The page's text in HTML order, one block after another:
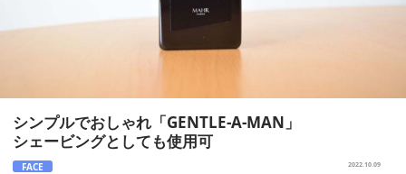
シンプルでおしゃれ「GENTLE-A-MAN」
シェービングとしても使用可
FACE 2022.10.09